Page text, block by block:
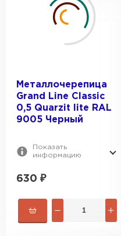
Металлочерепица
Grand Line Classic
0,5 Quarzit lite RAL
9005 Черный
Показать
информацию
630 ₽